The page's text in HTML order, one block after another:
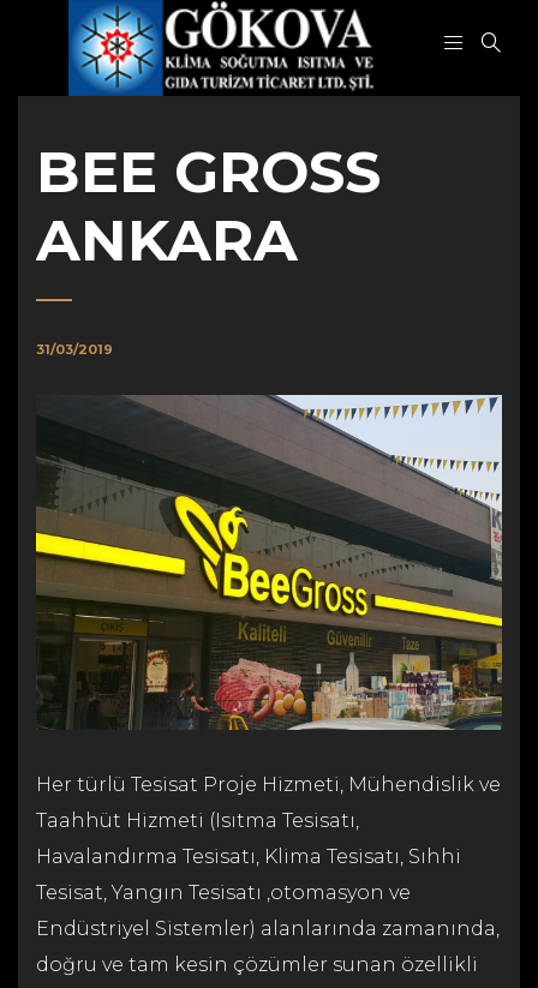
BEE GROSS
ANKARA
31/03/2019
Her türlü Tesisat Proje Hizmeti, Mühendislik ve
Taahhüt Hizmeti (Isıtma Tesisatı,
Havalandırma Tesisatı, Klima Tesisatı, Sıhhi
Tesisat, Yangın Tesisatı ,otomasyon ve
Endüstriyel Sistemler) alanlarında zamanında,
doğru ve tam kesin çözümler sunan özellikli